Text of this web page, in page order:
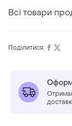
Всі товари
Поділитися: